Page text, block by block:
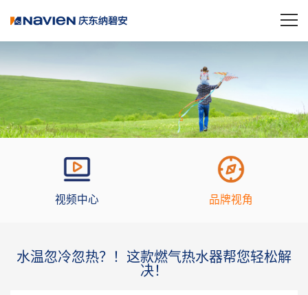
视频中心 品牌视角
水温忽冷忽热？！这款燃气热水器帮您轻松解
决！